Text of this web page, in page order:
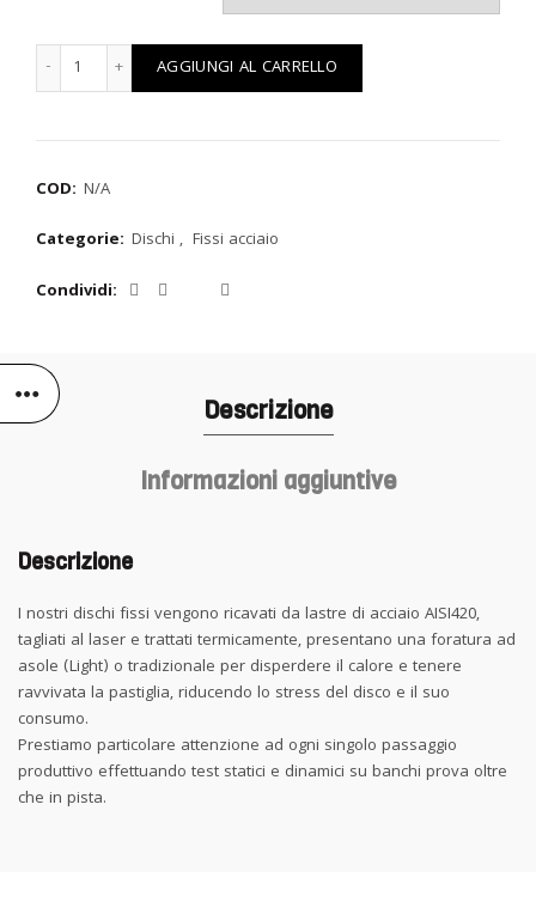
€ 152,57
DUCATI DISCO FISSO POSTERIORE quantità
AGGIUNGI AL CARRELLO
COD: N/A
Categorie: Dischi , Fissi acciaio
Condividi
Descrizione
Informazioni aggiuntive
Descrizione
I nostri dischi fissi vengono ricavati da lastre di acciaio AISI420,
tagliati al laser e trattati termicamente, presentano una foratura ad
asole (Light) o tradizionale per disperdere il calore e tenere
ravvivata la pastiglia, riducendo lo stress del disco e il suo
consumo.
Prestiamo particolare attenzione ad ogni singolo passaggio
produttivo effettuando test statici e dinamici su banchi prova oltre
che in pista.